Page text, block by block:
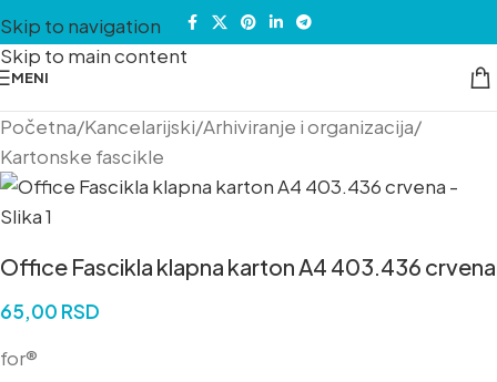
Skip to navigation
Skip to main content
MENI
Početna/Kancelarijski/Arhiviranje i organizacija/
Kartonske fascikle
Office Fascikla klapna karton A4 403.436 crvena
65,00 RSD
for®